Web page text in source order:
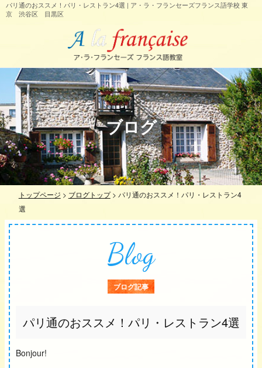
パリ通のおススメ！パリ・レストラン4選 | ア・ラ・フランセーズフランス語学校 東
京 渋谷区 目黒区
ブログ
トップページ > ブログトップ> パリ通のおススメ！パリ・レストラン4
選
Blog
ブログ記事
パリ通のおススメ！パリ・レストラン4選
Bonjour!